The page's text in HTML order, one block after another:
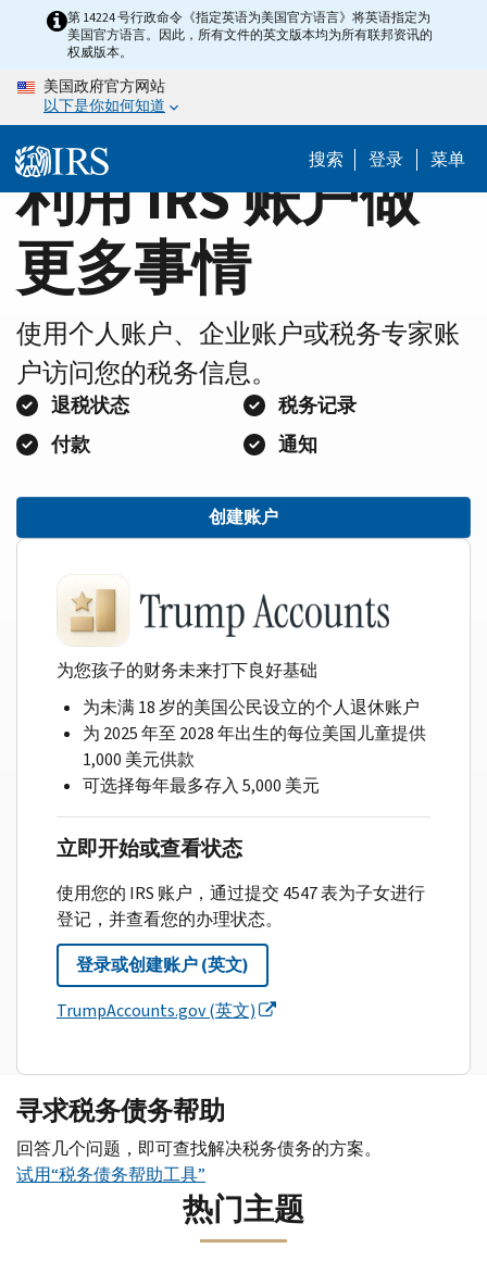
content
Home第 14224 号行政命令《指定英语为美国官方语言》将英语指定为
美国官方语言。因此，所有文件的英文版本均为所有联邦资讯的
权威版本。
美国政府官方网站
以下是你如何知道
搜索 登录 菜单
利用 IRS 账户做
更多事情
使用个人账户、企业账户或税务专家账
户访问您的税务信息。
退税状态
税务记录
付款
通知
创建账户
为您孩子的财务未来打下良好基础
为未满 18 岁的美国公民设立的个人退休账户
为 2025 年至 2028 年出生的每位美国儿童提供
1,000 美元供款
可选择每年最多存入 5,000 美元
立即开始或查看状态
使用您的 IRS 账户，通过提交 4547 表为子女进行
登记，并查看您的办理状态。
登录或创建账户 (英文)
TrumpAccounts.gov (英文)
寻求税务债务帮助
回答几个问题，即可查找解决税务债务的方案。
试用“税务债务帮助工具”
热门主题